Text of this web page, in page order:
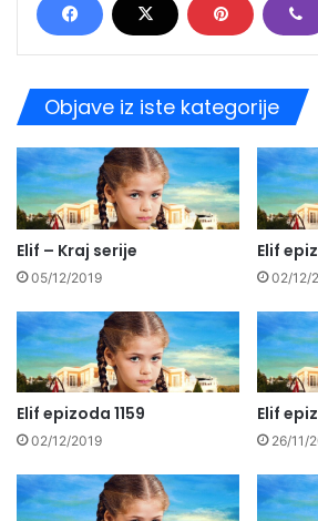
Objave iz iste kategorije
Elif – Kraj serije
05/12/2019
Elif
02/12/
Elif epizoda 1159
02/12/2019
Elif
26/11/